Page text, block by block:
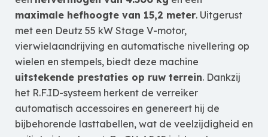
maximale hefhoogte van 15,2 meter. Uitgerust
met een Deutz 55 kW Stage V-motor,
vierwielaandrijving en automatische nivellering op
wielen en stempels, biedt deze machine
uitstekende prestaties op ruw terrein. Dankzij
het R.F.ID-systeem herkent de verreiker
automatisch accessoires en genereert hij de
bijbehorende lasttabellen, wat de veelzijdigheid en